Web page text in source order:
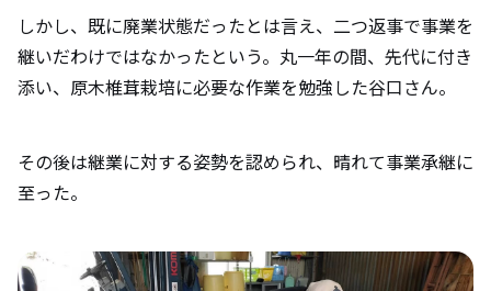
しかし、既に廃業状態だったとは言え、二つ返事で事業を
継いだわけではなかったという。丸一年の間、先代に付き
添い、原木椎茸栽培に必要な作業を勉強した谷口さん。
その後は継業に対する姿勢を認められ、晴れて事業承継に
至った。